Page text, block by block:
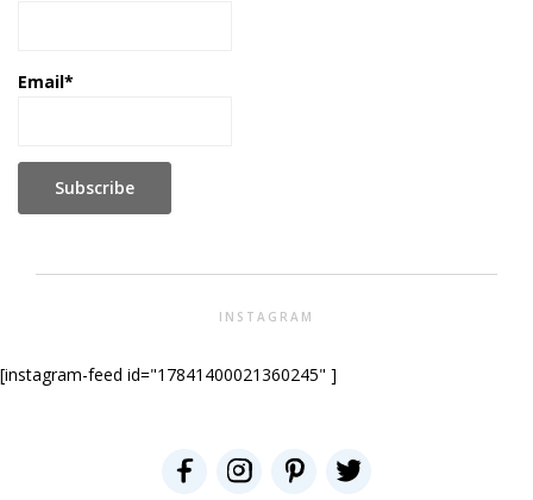
Email*
INSTAGRAM
[instagram-feed id="17841400021360245" ]